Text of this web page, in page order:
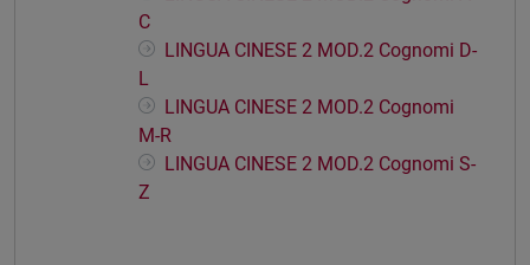
C
LINGUA CINESE 2 MOD.2 Cognomi D-
L
LINGUA CINESE 2 MOD.2 Cognomi
M-R
LINGUA CINESE 2 MOD.2 Cognomi S-
Z